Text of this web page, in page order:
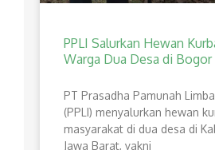
PPLI Salurkan Hewan
Warga Dua Desa di Bogor
PT Prasadha Pamunah
(PPLI) menyalurkan hewan
masyarakat di dua desa di
Jawa Barat, yakni